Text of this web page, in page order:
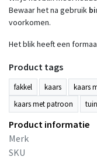
Bewaar het na gebruik
voorkomen.
Het blik heeft een
Product tags
fakkel kaars kaars
kaars met patroon
Product informatie
Merk
SKU